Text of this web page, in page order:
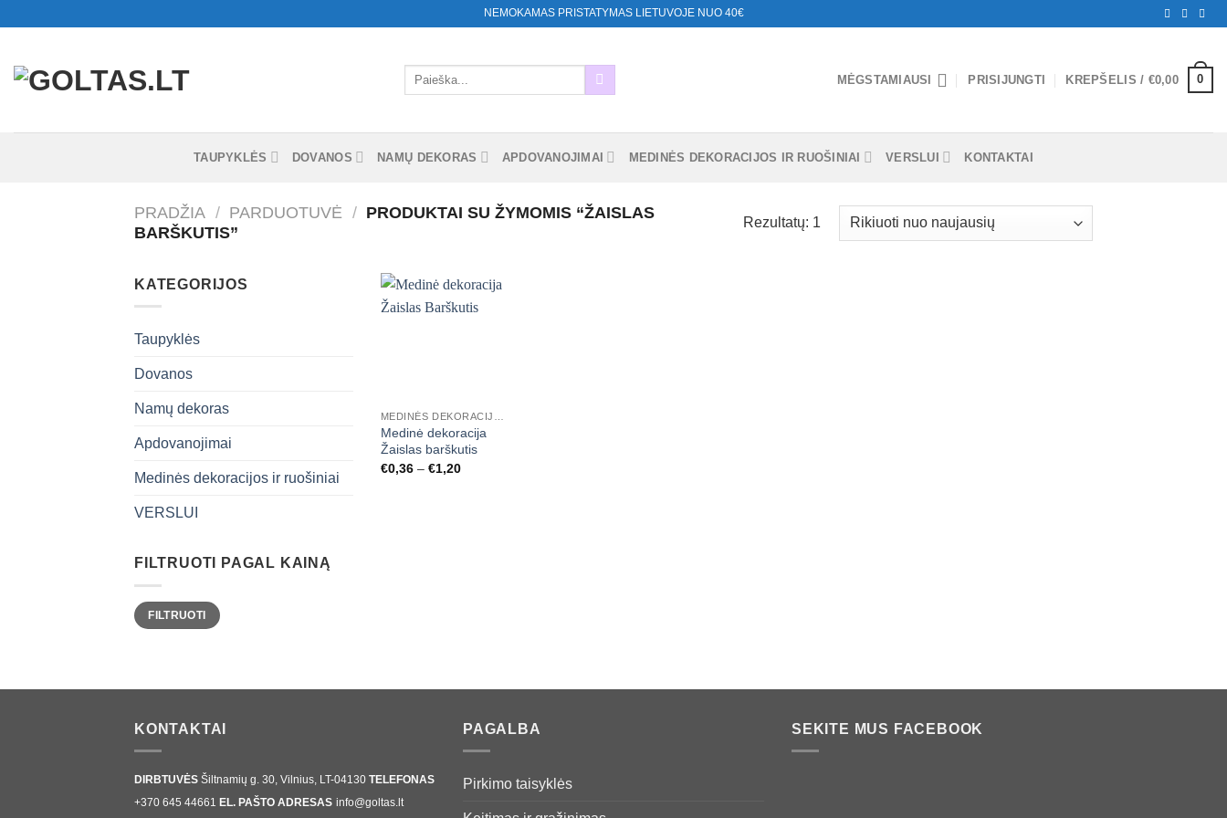
NEMOKAMAS PRISTATYMAS LIETUVOJE NUO 40€
Ieškoti:
MĖGSTAMIAUSI PRISIJUNGTI KREPŠELIS / €0,00 0
TAUPYKLĖS DOVANOS NAMŲ DEKORAS APDOVANOJIMAI MEDINĖS DEKORACIJOS IR RUOŠINIAI VERSLUI KONTAKTAI
PRADŽIA / PARDUOTUVĖ / PRODUKTAI SU ŽYMOMIS “ŽAISLAS
BARŠKUTIS”
Rezultatų: 1
KATEGORIJOS
Taupyklės
Dovanos
Namų dekoras
Apdovanojimai
Medinės dekoracijos ir ruošiniai
VERSLUI
FILTRUOTI PAGAL KAINĄ
Min
kaina
Maks
kainaFILTRUOTI
MEDINĖS DEKORACIJOS, SKAIČIAI, RAIDĖS
Medinė dekoracija
Žaislas barškutis
€0,36 – €1,20Price
KONTAKTAI
DIRBTUVĖS Šiltnamių g. 30, Vilnius, LT-04130 TELEFONAS
+370 645 44661 EL. PAŠTO ADRESAS info@goltas.lt
PAGALBA
Pirkimo taisyklės
SEKITE MUS FACEBOOK